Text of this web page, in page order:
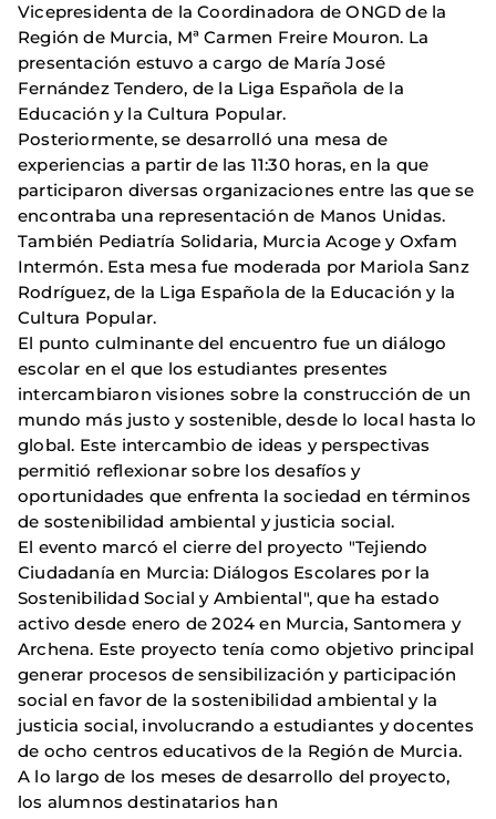
Vicepresidenta de la Coordinadora de ONGD de la
Región de Murcia, Mª Carmen Freire Mouron. La
presentación estuvo a cargo de María José
Fernández Tendero, de la Liga Española de la
Educación y la Cultura Popular.
Posteriormente, se desarrolló una mesa de
experiencias a partir de las 11:30 horas, en la que
participaron diversas organizaciones entre las que se
encontraba una representación de Manos Unidas.
También Pediatría Solidaria, Murcia Acoge y Oxfam
Intermón. Esta mesa fue moderada por Mariola Sanz
Rodríguez, de la Liga Española de la Educación y la
Cultura Popular.
El punto culminante del encuentro fue un diálogo
escolar en el que los estudiantes presentes
intercambiaron visiones sobre la construcción de un
mundo más justo y sostenible, desde lo local hasta lo
global. Este intercambio de ideas y perspectivas
permitió reflexionar sobre los desafíos y
oportunidades que enfrenta la sociedad en términos
de sostenibilidad ambiental y justicia social.
El evento marcó el cierre del proyecto "Tejiendo
Ciudadanía en Murcia: Diálogos Escolares por la
Sostenibilidad Social y Ambiental", que ha estado
activo desde enero de 2024 en Murcia, Santomera y
Archena. Este proyecto tenía como objetivo principal
generar procesos de sensibilización y participación
social en favor de la sostenibilidad ambiental y la
justicia social, involucrando a estudiantes y docentes
de ocho centros educativos de la Región de Murcia.
A lo largo de los meses de desarrollo del proyecto,
los alumnos destinatarios han